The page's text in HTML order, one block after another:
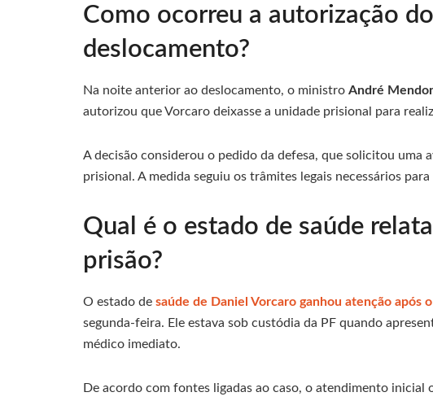
Como ocorreu a autorização
deslocamento?
Na noite anterior ao deslocamento, o ministro André
autorizou que Vorcaro deixasse a unidade prisional para
A decisão considerou o pedido da defesa, que solicitou uma
prisional. A medida seguiu os trâmites legais necessários
Qual é o estado de saúde
prisão?
O estado de saúde de Daniel Vorcaro ganhou atenção após
segunda-feira. Ele estava sob custódia da PF quando
médico imediato.
De acordo com fontes ligadas ao caso, o atendimento